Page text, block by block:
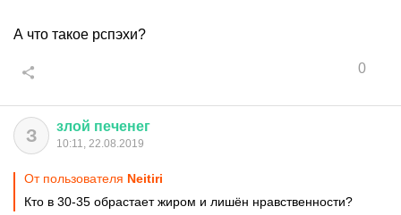
А что такое рспэхи?
0
З злой печенег
10:11, 22.08.2019
От пользователя Neitiri
Кто в 30-35 обрастает жиром и лишён нравственности?